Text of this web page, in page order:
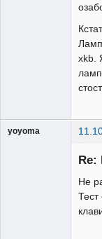
xkb.
yoyoma
Re:
Не
Тест